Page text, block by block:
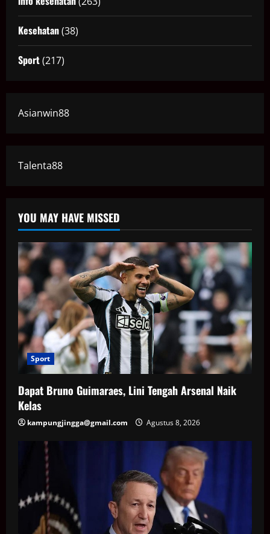
Kesehatan(38)
Sport(217)
Asianwin88
Talenta88
YOU MAY HAVE MISSED
Sport
Dapat Bruno Guimaraes, Lini Tengah Arsenal Naik
Kelas
kampungjingga@gmail.com Agustus 8, 2026